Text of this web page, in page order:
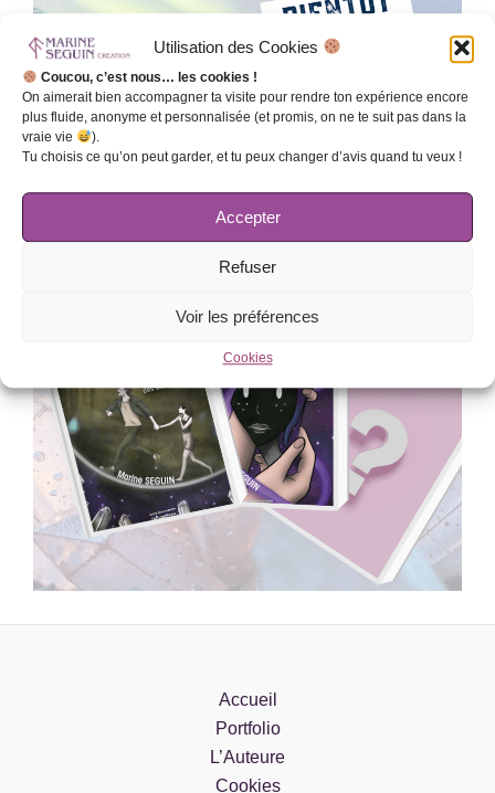
Utilisation des Cookies
Coucou, c’est nous… les cookies !
On aimerait bien accompagner ta visite pour rendre ton expérience encore
plus fluide, anonyme et personnalisée (et promis, on ne te suit pas dans la
vraie vie
).
Tu choisis ce qu’on peut garder, et tu peux changer d’avis quand tu veux !
Accepter
Refuser
Voir les préférences
Cookies
Accueil
Portfolio
L’Auteure
Cookies